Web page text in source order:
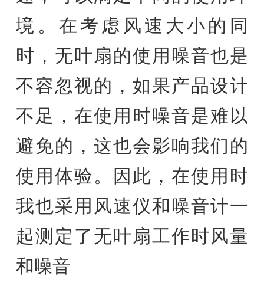
境。在考虑风速大小的同
时，无叶扇的使用噪音也是
不容忽视的，如果产品设计
不足，在使用时噪音是难以
避免的，这也会影响我们的
使用体验。因此，在使用时
我也采用风速仪和噪音计一
起测定了无叶扇工作时风量
和噪音